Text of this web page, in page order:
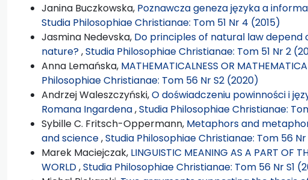
Janina Buczkowska, Poznawcza geneza języka a
Studia Philosophiae Christianae: Tom 51 Nr 4 (2015)
Jasmina Nedevska, Do principles of natural law
nature?,Studia Philosophiae Christianae: Tom 51 Nr 2
Anna Lemańska, MATHEMATICALNESS OR
Philosophiae Christianae: Tom 56 Nr S2 (2020)
Andrzej Waleszczyński,O doświadczeniu powinności i
Romana Ingardena,Studia Philosophiae Christianae:
Sybille C. Fritsch-Oppermann, Metaphors and
and science,Studia Philosophiae Christianae: Tom 56
Marek Maciejczak, LINGUISTIC MEANING AS A PART OF
WORLD,Studia Philosophiae Christianae: Tom 56 Nr S1